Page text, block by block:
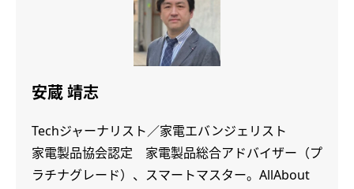
安蔵 靖志
Techジャーナリスト／家電エバンジェリスト
家電製品協会認定 家電製品総合アドバイザー（プ
ラチナグレード）、スマートマスター。AllAbout